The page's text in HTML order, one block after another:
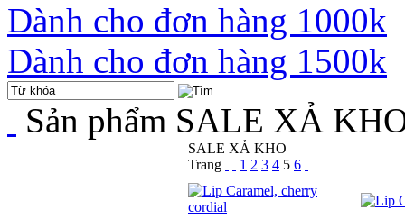
Dành cho đơn hàng 1000k
Dành cho đơn hàng 1500k
Sản phẩm SALE XẢ
SALE XẢ KHO
Trang
1 2 3 4 5 6